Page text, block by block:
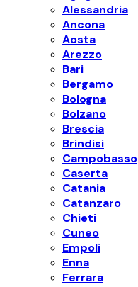
Alessandria
Ancona
Aosta
Arezzo
Bari
Bergamo
Bologna
Bolzano
Brescia
Brindisi
Campobasso
Caserta
Catania
Catanzaro
Chieti
Cuneo
Empoli
Enna
Ferrara